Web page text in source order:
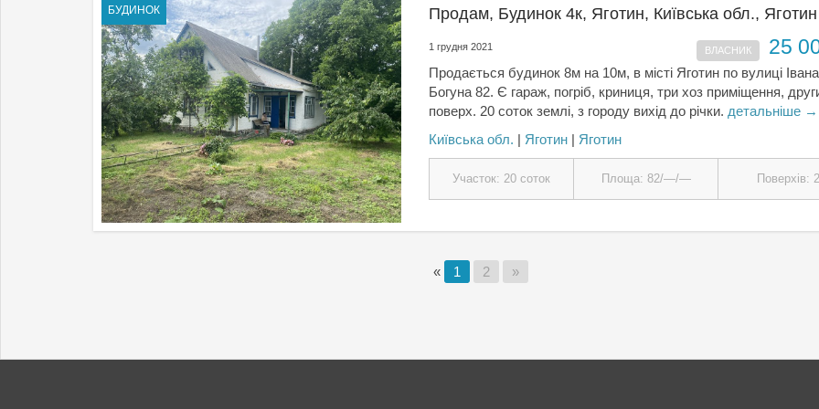
БУДИНОК Продам, Будинок 4к, Яготин, Київська обл., Яготин
1 грудня 2021 ВЛАСНИК 25
Продається будинок 8м на 10м, в місті Яготин по вулиці Івана
Богуна 82. Є гараж, погріб, криниця, три хоз приміщення,
поверх. 20 соток землі, з городу вихід до річки. детальніше →
Київська обл. | Яготин | Яготин
Участок: 20 соток Площа: 82/—/— Поверхів: 2
« 1 2 »